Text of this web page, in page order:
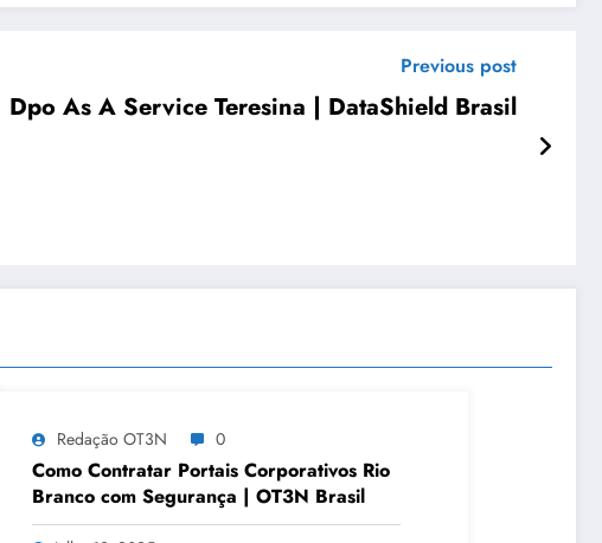
Previous post
Dpo As A Service Teresina | DataShield Brasil
Redação OT3N 0
Como Contratar Portais Corporativos Rio
Branco com Segurança | OT3N Brasil